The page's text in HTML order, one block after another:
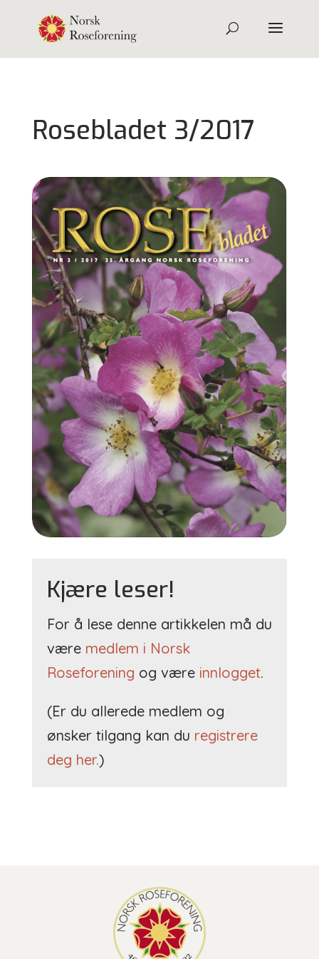
Rosebladet 3/2017
Kjære leser!
For å lese denne artikkelen må du
være medlem i Norsk
Roseforening og være innlogget.
(Er du allerede medlem og
ønsker tilgang kan du registrere
deg her.)